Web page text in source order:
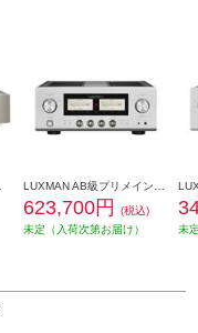
623,700円
(税込)
未定（入荷次第お届け）
未